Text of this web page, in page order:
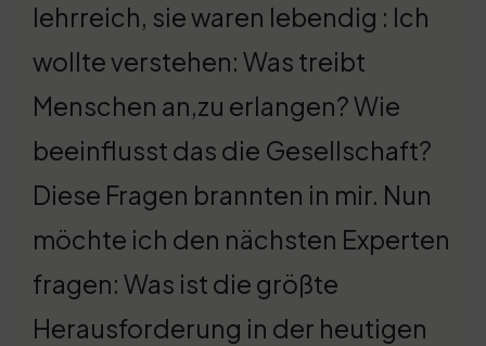
lehrreich, sie waren lebendig : Ich
wollte verstehen: Was treibt
Menschen an,zu erlangen? Wie
beeinflusst das die Gesellschaft?
Diese Fragen brannten in mir. Nun
möchte ich den nächsten Experten
fragen: Was ist die größte
Herausforderung in der heutigen